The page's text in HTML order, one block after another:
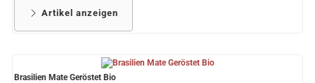
Artikel anzeigen
Brasilien Mate Geröstet Bio